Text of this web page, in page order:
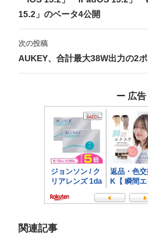
ナ
ビ
ゲ
15.2」のベータ4公開
次の投稿
AUKEY、合計最大38W出力の2
ー 広
関連記事